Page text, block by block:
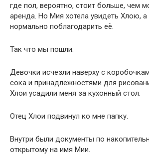
где пол, вероятно, стоит больше, чем
аренда. Но Мия хотела увидеть Хлою, а
нормально поблагодарить её.
Так что мы пошли.
Девочки исчезли наверху с
сока и принадлежностями для
Хлои усадили меня за кухонный стол.
Отец Хлои подвинул ко мне папку.
Внутри были документы по
открытому на имя Мии.